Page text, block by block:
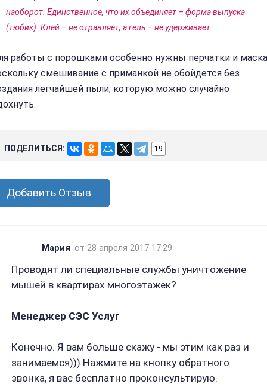
наоборот. Единственное, что их объединяет – форма выпуска
(тюбик). Клей – не отравляет, а гель – не удерживает.
работы с порошками особенно нужны перчатки и
смешивание с приманкой не обойдется без
легчайшей пыли, которую можно случайно
ПОДЕЛИТЬСЯ: 19
Добавить Отзыв
Мария от 28 апреля 2017 17:29
Проводят ли специальные службы уничтожение
мышей в квартирах многоэтажек?
Менеджер СЭС Услуг
Конечно. Я вам больше скажу - мы этим как раз и
занимаемся))) Нажмите на кнопку обратного
звонка, я вас бесплатно проконсультирую.